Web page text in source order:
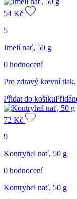
54 Kč
5
Jmelí nať, 50 g
0 hodnocení
Pro zdravý krevní
Přidat do košíku
72 Kč
9
Kontryhel nať, 50 g
0 hodnocení
Kontryhel nať, 50 g